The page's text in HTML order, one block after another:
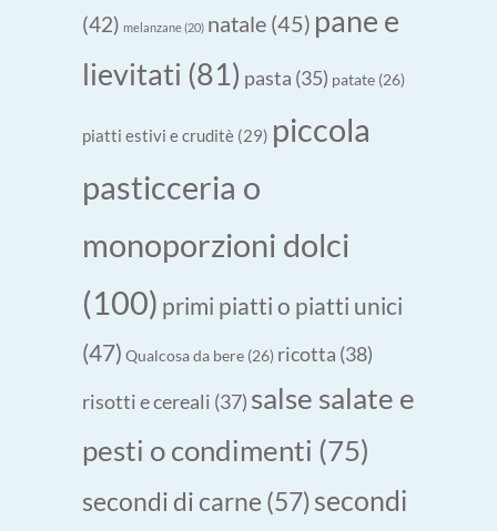
(42) melanzane(20) natale (45) pane e
lievitati (81) pasta (35) patate (26)
piatti estivi e cruditè (29) piccola
pasticceria o
monoporzioni dolci
(100) primi piatti o piatti unici
(47) Qualcosa da bere (26) ricotta (38)
risotti e cereali (37) salse salate e
pesti o condimenti (75)
secondi di carne (57)secondi